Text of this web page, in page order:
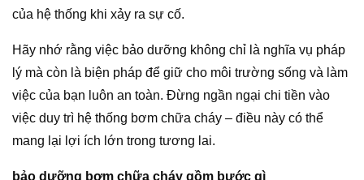
của hệ thống khi xảy ra sự cố.
Hãy nhớ rằng việc bảo dưỡng không chỉ là nghĩa vụ pháp
lý mà còn là biện pháp để giữ cho môi trường sống và làm
việc của bạn luôn an toàn. Đừng ngần ngại chi tiền vào
việc duy trì hệ thống bơm chữa cháy – điều này có thể
mang lại lợi ích lớn trong tương lai.
bảo dưỡng bơm chữa cháy gồm bước gì